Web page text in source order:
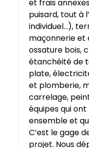
et frais
puisard, tout à
individuel…),
maçonnerie et
ossature bois,
étanchéité de
plate,
et plomberie,
carrelage,
équipes qui
ensemble et
C’est le gage
projet. Nous